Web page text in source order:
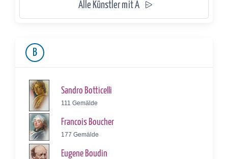
Alle Künstler mit A
B
Sandro Botticelli
111 Gemälde
Francois Boucher
177 Gemälde
Eugene Boudin